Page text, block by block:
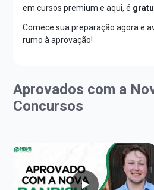
em cursos premium e aqui, é
Comece sua preparação agora e
rumo à aprovação!
Aprovados com a
Concursos